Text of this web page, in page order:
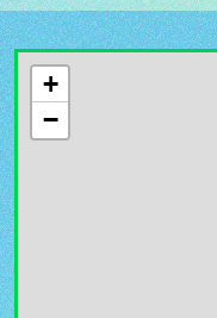
+
−